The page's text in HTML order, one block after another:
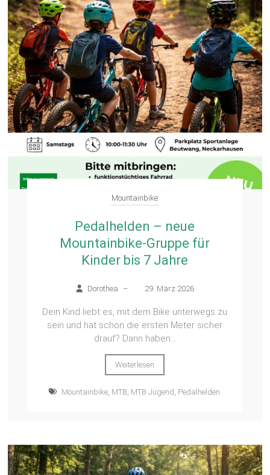
Mountainbike
Pedalhelden – neue
Mountainbike-Gruppe für
Kinder bis 7 Jahre
Dorothea – 29. März 2026
Dein Kind liebt es, mit dem Bike unterwegs zu
sein und hat schon die ersten Meter sicher
drauf? Dann haben...
Weiterlesen
Mountainbike MTB MTB Jugend Pedalhelden